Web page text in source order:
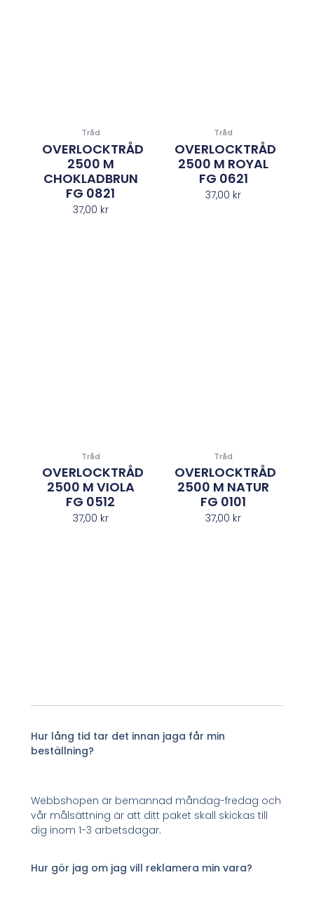
Tråd
OVERLOCKTRÅD
2500 M
CHOKLADBRUN
FG 0821
37,00 kr
Tråd
OVERLOCKTRÅD
2500 M ROYAL
FG 0621
37,00 kr
Tråd
OVERLOCKTRÅD
2500 M VIOLA
FG 0512
37,00 kr
Tråd
OVERLOCKTRÅD
2500 M NATUR
FG 0101
37,00 kr
Hur lång tid tar det innan jaga får min
beställning?
Webbshopen är bemannad måndag-fredag och
vår målsättning är att ditt paket skall skickas till
dig inom 1-3 arbetsdagar.
Hur gör jag om jag vill reklamera min vara?